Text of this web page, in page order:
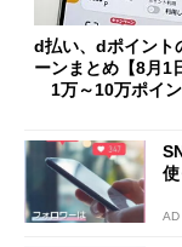
d払い、dポイント
ーンまとめ【8月1
1万～10万ポイ
使
AD